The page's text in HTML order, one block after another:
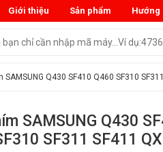
Hướng
Sản phẩm
Giới thiệu
SAMSUNG Q430 SF410 Q460 SF310
SAMSUNG Q430
SF311 SF411